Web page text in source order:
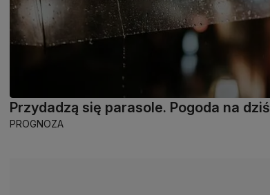
Przydadzą się parasole. Pogoda na dziś
PROGNOZA